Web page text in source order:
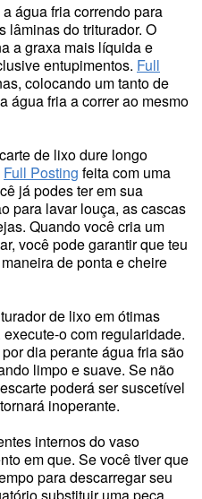
água fria correndo para
lâminas do triturador. O
a graxa mais líquida e
entupimentos. Full
colocando um tanto de
água fria a correr ao mesmo
de lixo dure longo
Full Posting feita com uma
já podes ter em sua
para lavar louça, as cascas
Quando você cria um
você pode garantir que teu
de ponta e cheire
de lixo em ótimas
o com regularidade.
dia perante água fria são
limpo e suave. Se não
poderá ser suscetível
inoperante.
internos do vaso
em que. Se você tiver que
para descarregar seu